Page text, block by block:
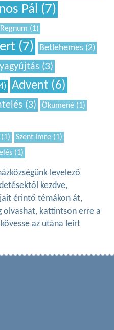
Pál (7)
Regnum (1)
(7) Betlehemes (2)
(3)
Advent (6)
(3)
Ökumené (1)
Szent Imre (1)
(1)
levelező
kezdve,
érintő témákon át,
olvashat, kattintson erre a
az utána leírt